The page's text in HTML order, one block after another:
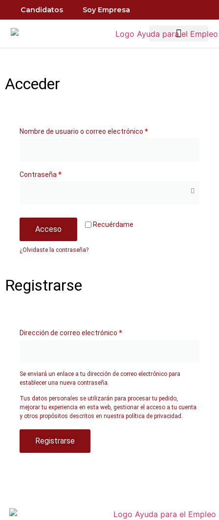
Candidatos Soy Empresa
Acceder
Nombre de usuario o correo electrónico *
Contraseña *
Recuérdame
Acceso
¿Olvidaste la contraseña?
Registrarse
Dirección de correo electrónico *
Se enviará un enlace a tu dirección de correo electrónico para
establecer una nueva contraseña.
Tus datos personales se utilizarán para procesar tu pedido,
mejorar tu experiencia en esta web, gestionar el acceso a tu cuenta
y otros propósitos descritos en nuestra política de privacidad .
Registrarse